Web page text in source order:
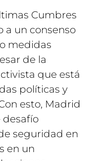
Cumbres
a un consenso
medidas
de la
que está
políticas y
esto, Madrid
desafío
seguridad en
en un